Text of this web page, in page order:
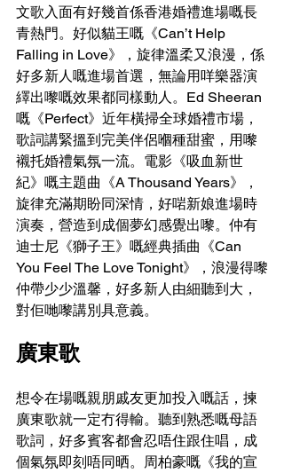
文歌入面有好幾首係香港婚禮進場嘅長
青熱門。好似貓王嘅《Can’t Help
Falling in Love》，旋律溫柔又浪漫，係
好多新人嘅進場首選，無論用咩樂器演
繹出嚟嘅效果都同樣動人。Ed Sheeran
嘅《Perfect》近年橫掃全球婚禮市場，
歌詞講緊搵到完美伴侶嗰種甜蜜，用嚟
襯托婚禮氣氛一流。電影《吸血新世
紀》嘅主題曲《A Thousand Years》，
旋律充滿期盼同深情，好啱新娘進場時
演奏，營造到成個夢幻感覺出嚟。仲有
迪士尼《獅子王》嘅經典插曲《Can
You Feel The Love Tonight》，浪漫得嚟
仲帶少少溫馨，好多新人由細聽到大，
對佢哋嚟講別具意義。
廣東歌
想令在場嘅親朋戚友更加投入嘅話，揀
廣東歌就一定冇得輸。聽到熟悉嘅母語
歌詞，好多賓客都會忍唔住跟住唱，成
個氣氛即刻唔同晒。周柏豪嘅《我的宣